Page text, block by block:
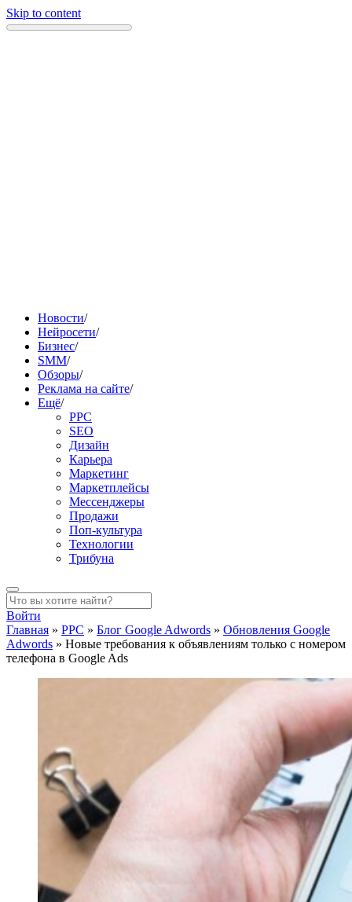
Skip to content
Новости/
Нейросети/
Бизнес/
SMM/
Обзоры/
Реклама на сайте/
Ещё/
PPC
SEO
Дизайн
Карьера
Маркетинг
Маркетплейсы
Мессенджеры
Продажи
Поп-культура
Технологии
Трибуна
Войти
Главная » PPC » Блог Google Adwords » Обновления Google
Adwords » Новые требования к объявлениям только с номером
телефона в Google Ads